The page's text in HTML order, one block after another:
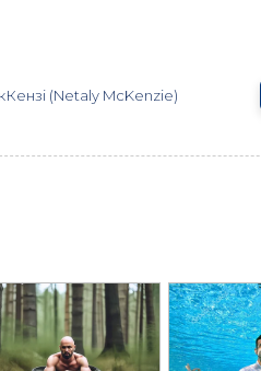
(Netaly McKenzie)